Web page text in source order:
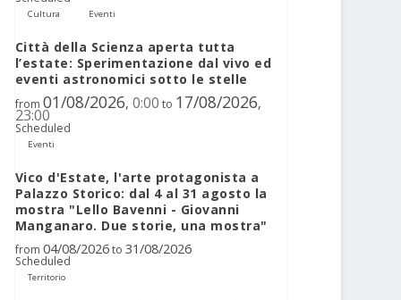
Cultura Eventi
Città della Scienza aperta tutta
l’estate: Sperimentazione dal vivo ed
eventi astronomici sotto le stelle
from 01/08/2026, 0:00 to 17/08/2026,
23:00
Scheduled
Eventi
Vico d'Estate, l'arte protagonista a
Palazzo Storico: dal 4 al 31 agosto la
mostra "Lello Bavenni - Giovanni
Manganaro. Due storie, una mostra"
from 04/08/2026to 31/08/2026
Scheduled
Territorio